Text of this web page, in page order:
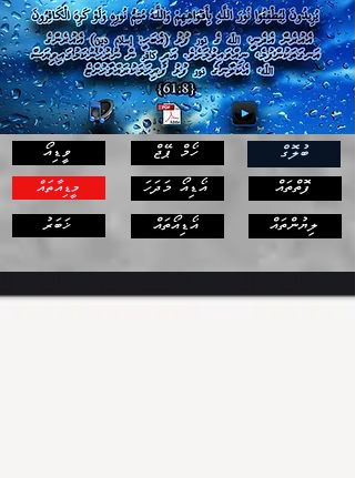
ވީޑިއޯ
މީޑިއާތައް
ޚަބަރު
ހޯމް ޕޭޖް
އޯޑިއޯ މަދަހަ
އޯޑިއޯތައް
ބުލޮގް
ފޮތްތައް
ލިޔުންތައް